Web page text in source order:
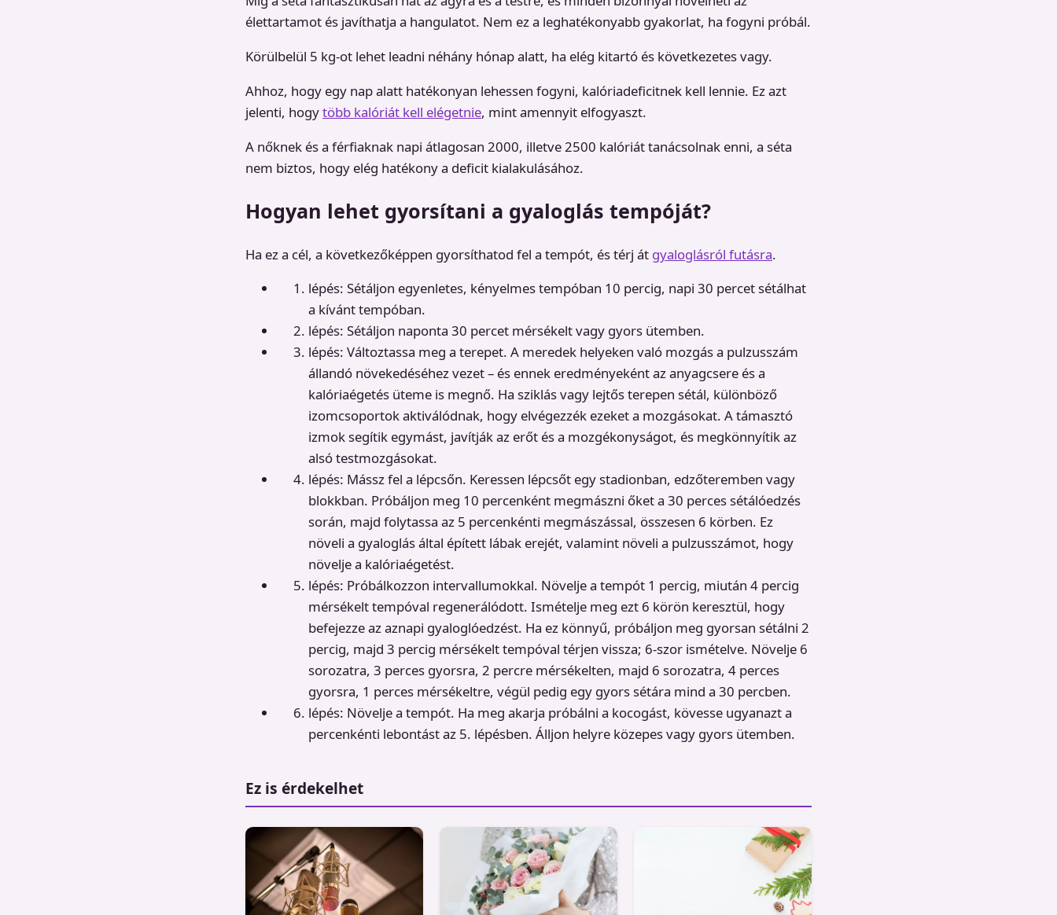
élettartamot és javíthatja a hangulatot. Nem ez a leghatékonyabb gyakorlat, ha fogyni próbál.
Körülbelül 5 kg-ot lehet leadni néhány hónap alatt, ha elég kitartó és következetes vagy.
Ahhoz, hogy egy nap alatt hatékonyan lehessen fogyni, kalóriadeficitnek kell lennie. Ez azt
jelenti, hogytöbb kalóriát kell elégetnie, mint amennyit elfogyaszt.
A nőknek és a férfiaknak napi átlagosan 2000, illetve 2500 kalóriát tanácsolnak enni, a séta
nem biztos, hogy elég hatékony a deficit kialakulásához.
Hogyan lehet gyorsítani a gyaloglás tempóját?
Ha ez a cél, a következőképpen gyorsíthatod fel a tempót, és térj át gyaloglásról futásra.
lépés: Sétáljon egyenletes, kényelmes tempóban 10 percig, napi 30 percet sétálhat
a kívánt tempóban.
lépés: Sétáljon naponta 30 percet mérsékelt vagy gyors ütemben.
lépés: Változtassa meg a terepet. A meredek helyeken való mozgás a pulzusszám
állandó növekedéséhez vezet – és ennek eredményeként az anyagcsere és a
kalóriaégetés üteme is megnő. Ha sziklás vagy lejtős terepen sétál, különböző
izomcsoportok aktiválódnak, hogy elvégezzék ezeket a mozgásokat. A támasztó
izmok segítik egymást, javítják az erőt és a mozgékonyságot, és megkönnyítik az
alsó testmozgásokat.
lépés: Mássz fel a lépcsőn. Keressen lépcsőt egy stadionban, edzőteremben vagy
blokkban. Próbáljon meg 10 percenként megmászni őket a 30 perces sétálóedzés
során, majd folytassa az 5 percenkénti megmászással, összesen 6 körben. Ez
növeli a gyaloglás által épített lábak erejét, valamint növeli a pulzusszámot, hogy
növelje a kalóriaégetést.
lépés: Próbálkozzon intervallumokkal. Növelje a tempót 1 percig, miután 4 percig
mérsékelt tempóval regenerálódott. Ismételje meg ezt 6 körön keresztül, hogy
befejezze az aznapi gyaloglóedzést. Ha ez könnyű, próbáljon meg gyorsan sétálni 2
percig, majd 3 percig mérsékelt tempóval térjen vissza; 6-szor ismételve. Növelje 6
sorozatra, 3 perces gyorsra, 2 percre mérsékelten, majd 6 sorozatra, 4 perces
gyorsra, 1 perces mérsékeltre, végül pedig egy gyors sétára mind a 30 percben.
lépés: Növelje a tempót. Ha meg akarja próbálni a kocogást, kövesse ugyanazt a
percenkénti lebontást az 5. lépésben. Álljon helyre közepes vagy gyors ütemben.
Ez is érdekelhet